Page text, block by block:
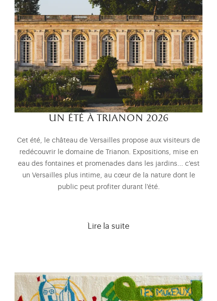
onglet)
nouvel onglet)
fenêtre modale)
de l'application (ouverture dans un nouvel onglet)
un été à trianon 2026
Cet été, le château de Versailles propose aux visiteurs de
redécouvrir le domaine de Trianon. Expositions, mise en
eau des fontaines et promenades dans les jardins... c'est
un Versailles plus intime, au cœur de la nature dont le
public peut profiter durant l'été.
Lire la suite